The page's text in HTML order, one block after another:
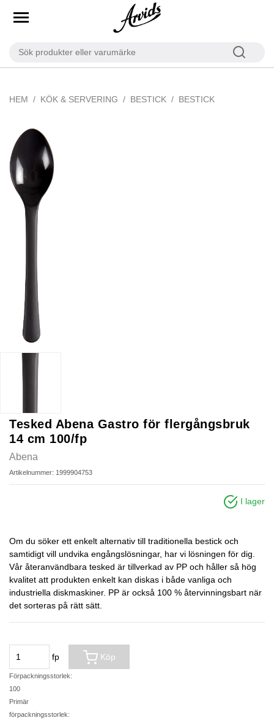
HEM KÖK & SERVERING BESTICK BESTICK
Tesked Abena Gastro för flergångsbruk
14 cm 100/fp
Abena
Artikelnummer: 1999904753
I lager
Om du söker ett enkelt alternativ till traditionella bestick och
samtidigt vill undvika engångslösningar, har vi lösningen för dig.
Vår återanvändbara tesked är tillverkad av PP och håller så hög
kvalitet att produkten enkelt kan diskas i både vanliga och
industriella diskmaskiner. PP är också 100 % återvinningsbart när
det sorteras på rätt sätt.
fp
Förpackningsstorlek:
100
Primär
förpackningsstorlek:
Köp